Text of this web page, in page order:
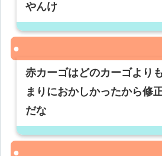
やんけ
赤カーゴはどのカーゴより
まりにおかしかったから修
だな